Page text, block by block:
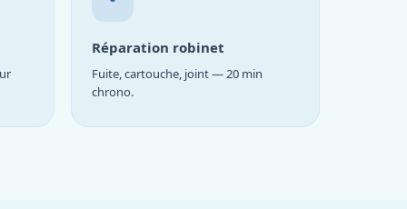
Réparation robinet
Fuite, cartouche, joint — 20 min
chrono.